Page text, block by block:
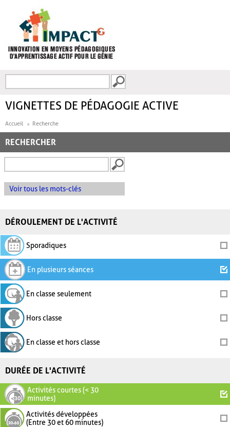
FORMULAIRE DE
VIGNETTES DE PÉDAGOGIE ACTIVE
Accueil Recherche
RECHERCHER
Voir tous les mots-clés
DÉROULEMENT DE L'ACTIVITÉ
Sporadiques
En plusieurs séances
En classe seulement
Hors classe
En classe et hors classe
DURÉE DE L'ACTIVITÉ
Activités courtes (< 30
minutes)
Activités développées
(Entre 30 et 60 minutes)